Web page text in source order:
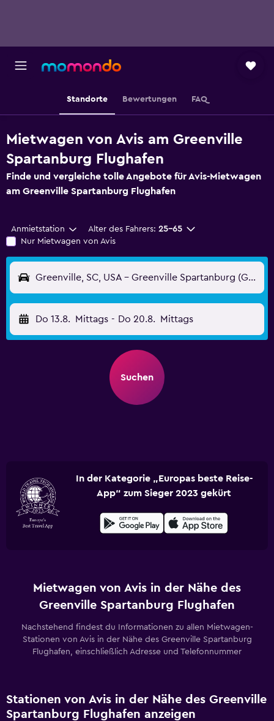
Standorte Bewertungen FAQ
Mietwagen von Avis am Greenville
Spartanburg Flughafen
Finde und vergleiche tolle Angebote für Avis-Mietwagen
am Greenville Spartanburg Flughafen
Anmietstation Alter des Fahrers: 25-65
Nur Mietwagen von Avis
Greenville, SC, USA - Greenville Spartanburg (GSP)
Do 13.8. Mittags - Do 20.8. Mittags
Suchen
In der Kategorie „Europas beste Reise-
App“ zum Sieger 2023 gekürt
Mietwagen von Avis in der Nähe des
Greenville Spartanburg Flughafen
Nachstehend findest du Informationen zu allen Mietwagen-
Stationen von Avis in der Nähe des Greenville Spartanburg
Flughafen, einschließlich Adresse und Telefonnummer
Stationen von Avis in der Nähe des Greenville
Spartanburg Flughafen anzeigen